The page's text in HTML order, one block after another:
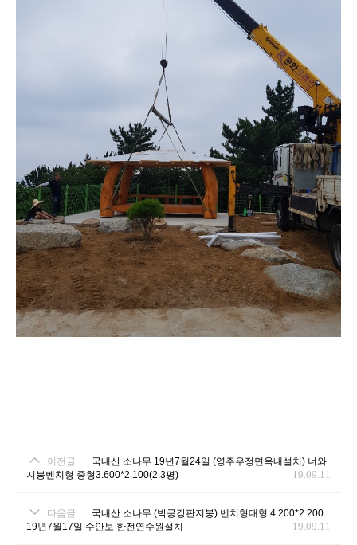
이전글
국내산 소나무 19년7월24일 (영주우정면옥내설치) 너와
지붕벤치형 중형3.600*2.100(2.3평)
19.09.11
다음글
국내산 소나무 (박공강판지붕) 벤치형대형 4.200*2.200
19년7월17일 수안보 한전연수원설치
19.09.11